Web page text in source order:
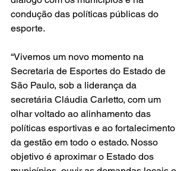
condução das políticas públicas do
esporte.
“Vivemos um novo momento na
Secretaria de Esportes do Estado de
São Paulo, sob a liderança da
secretária Cláudia Carletto, com um
olhar voltado ao alinhamento das
políticas esportivas e ao fortalecimento
da gestão em todo o estado. Nosso
objetivo é aproximar o Estado dos